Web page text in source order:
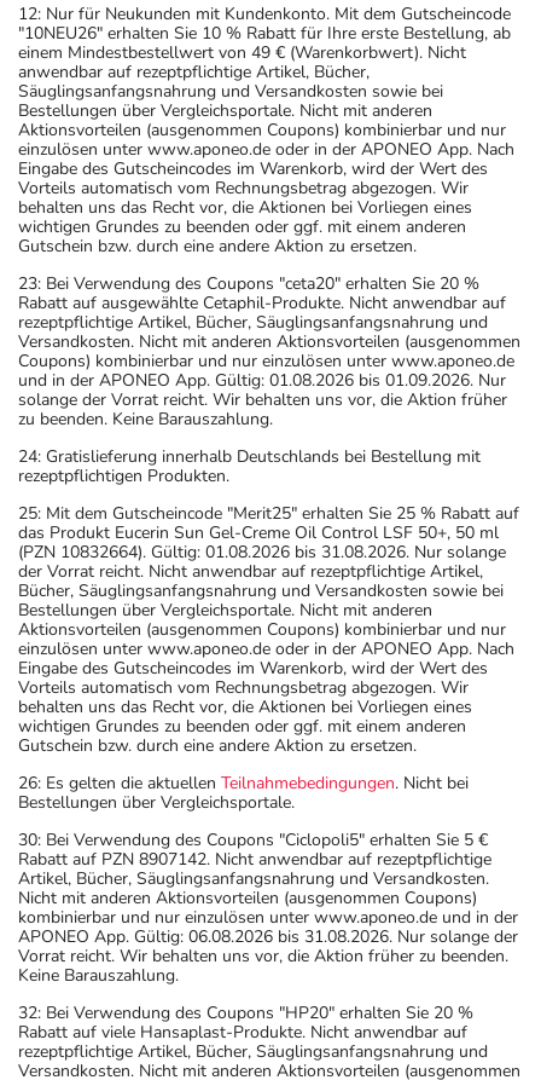
12: Nur für Neukunden mit Kundenkonto. Mit dem Gutscheincode
"10NEU26" erhalten Sie 10 % Rabatt für Ihre erste Bestellung, ab
einem Mindestbestellwert von 49 € (Warenkorbwert). Nicht
anwendbar auf rezeptpflichtige Artikel, Bücher,
Säuglingsanfangsnahrung und Versandkosten sowie bei
Bestellungen über Vergleichsportale. Nicht mit anderen
Aktionsvorteilen (ausgenommen Coupons) kombinierbar und nur
einzulösen unter www.aponeo.de oder in der APONEO App. Nach
Eingabe des Gutscheincodes im Warenkorb, wird der Wert des
Vorteils automatisch vom Rechnungsbetrag abgezogen. Wir
behalten uns das Recht vor, die Aktionen bei Vorliegen eines
wichtigen Grundes zu beenden oder ggf. mit einem anderen
Gutschein bzw. durch eine andere Aktion zu ersetzen.
23: Bei Verwendung des Coupons "ceta20" erhalten Sie 20 %
Rabatt auf ausgewählte Cetaphil-Produkte. Nicht anwendbar auf
rezeptpflichtige Artikel, Bücher, Säuglingsanfangsnahrung und
Versandkosten. Nicht mit anderen Aktionsvorteilen (ausgenommen
Coupons) kombinierbar und nur einzulösen unter www.aponeo.de
und in der APONEO App. Gültig: 01.08.2026 bis 01.09.2026. Nur
solange der Vorrat reicht. Wir behalten uns vor, die Aktion früher
zu beenden. Keine Barauszahlung.
24: Gratislieferung innerhalb Deutschlands bei Bestellung mit
rezeptpflichtigen Produkten.
25: Mit dem Gutscheincode "Merit25" erhalten Sie 25 % Rabatt auf
das Produkt Eucerin Sun Gel-Creme Oil Control LSF 50+, 50 ml
(PZN 10832664). Gültig: 01.08.2026 bis 31.08.2026. Nur solange
der Vorrat reicht. Nicht anwendbar auf rezeptpflichtige Artikel,
Bücher, Säuglingsanfangsnahrung und Versandkosten sowie bei
Bestellungen über Vergleichsportale. Nicht mit anderen
Aktionsvorteilen (ausgenommen Coupons) kombinierbar und nur
einzulösen unter www.aponeo.de oder in der APONEO App. Nach
Eingabe des Gutscheincodes im Warenkorb, wird der Wert des
Vorteils automatisch vom Rechnungsbetrag abgezogen. Wir
behalten uns das Recht vor, die Aktionen bei Vorliegen eines
wichtigen Grundes zu beenden oder ggf. mit einem anderen
Gutschein bzw. durch eine andere Aktion zu ersetzen.
26: Es gelten die aktuellen Teilnahmebedingungen. Nicht bei
Bestellungen über Vergleichsportale.
30: Bei Verwendung des Coupons "Ciclopoli5" erhalten Sie 5 €
Rabatt auf PZN 8907142. Nicht anwendbar auf rezeptpflichtige
Artikel, Bücher, Säuglingsanfangsnahrung und Versandkosten.
Nicht mit anderen Aktionsvorteilen (ausgenommen Coupons)
kombinierbar und nur einzulösen unter www.aponeo.de und in der
APONEO App. Gültig: 06.08.2026 bis 31.08.2026. Nur solange der
Vorrat reicht. Wir behalten uns vor, die Aktion früher zu beenden.
Keine Barauszahlung.
32: Bei Verwendung des Coupons "HP20" erhalten Sie 20 %
Rabatt auf viele Hansaplast-Produkte. Nicht anwendbar auf
rezeptpflichtige Artikel, Bücher, Säuglingsanfangsnahrung und
Versandkosten. Nicht mit anderen Aktionsvorteilen (ausgenommen